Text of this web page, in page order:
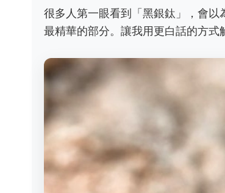
很多人第一眼看到「黑銀鈦」，會
最精華的部分。讓我用更白話的方式